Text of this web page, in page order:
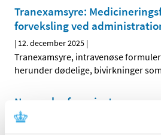
Tranexamsyre:
forveksling ved
| 12. december 2025 |
Tranexamsyre, intravenøse
herunder dødelige, bivirkninger
Nye regler for
medicin til Danmark fra 1.